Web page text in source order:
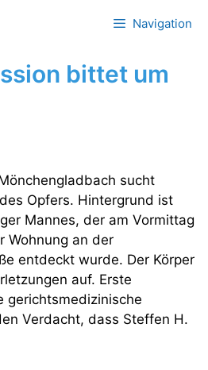
Navigation
bittet um
sucht
Opfers. Hintergrund ist
Mannes, der am Vormittag
Wohnung an der
entdeckt wurde. Der Körper
auf. Erste
gerichtsmedizinische
Verdacht, dass Steffen H.